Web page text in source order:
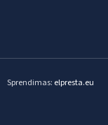
Sprendimas: elpresta.eu